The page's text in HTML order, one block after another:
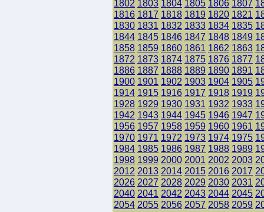
1802 1803 1804 1805 1806 1807
1816 1817 1818 1819 1820 1821
1830 1831 1832 1833 1834 1835
1844 1845 1846 1847 1848 1849
1858 1859 1860 1861 1862 1863
1872 1873 1874 1875 1876 1877
1886 1887 1888 1889 1890 1891
1900 1901 1902 1903 1904 1905
1914 1915 1916 1917 1918 1919
1928 1929 1930 1931 1932 1933
1942 1943 1944 1945 1946 1947
1956 1957 1958 1959 1960 1961
1970 1971 1972 1973 1974 1975
1984 1985 1986 1987 1988 1989
1998 1999 2000 2001 2002 2003
2012 2013 2014 2015 2016 2017
2026 2027 2028 2029 2030 2031
2040 2041 2042 2043 2044 2045
2054 2055 2056 2057 2058 2059